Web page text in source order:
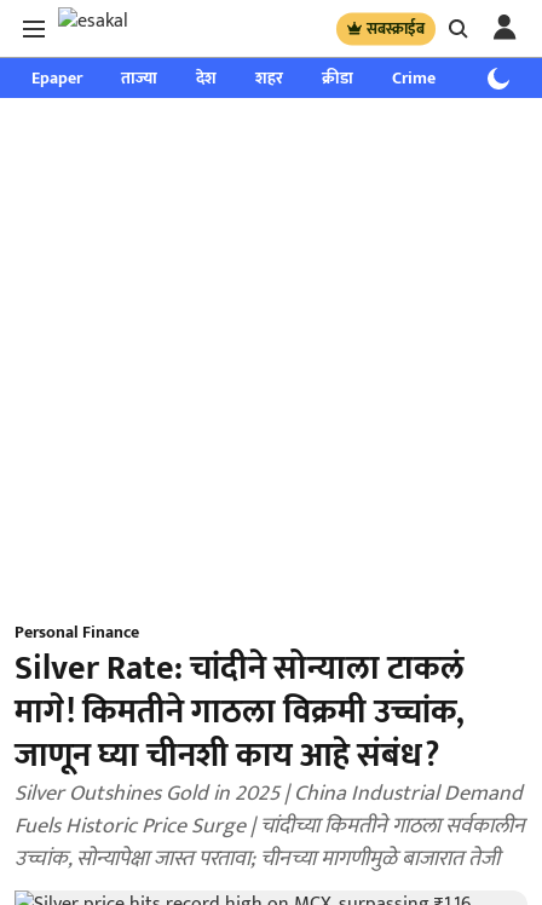
सबस्क्राईब
Epaper ताज्या देश शहर क्रीडा Crime साप्ताहिक
Personal Finance
Silver Rate: चांदीने सोन्याला टाकलं
मागे! किमतीने गाठला विक्रमी उच्चांक,
जाणून घ्या चीनशी काय आहे संबंध?
Silver Outshines Gold in 2025 | China Industrial Demand
Fuels Historic Price Surge | चांदीच्या किमतीने गाठला सर्वकालीन
उच्चांक, सोन्यापेक्षा जास्त परतावा; चीनच्या मागणीमुळे बाजारात तेजी